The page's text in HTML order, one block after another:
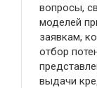
вопросы,
моделей
заявкам,
отбор
выдачи